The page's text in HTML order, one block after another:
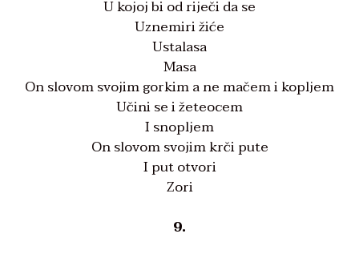
U kojoj bi od riječi da se
Uznemiri žiće
Ustalasa
Masa
On slovom svojim gorkim a ne mačem i kopljem
Učini se i žeteocem
I snopljem
On slovom svojim krči pute
I put otvori
Zori
9.